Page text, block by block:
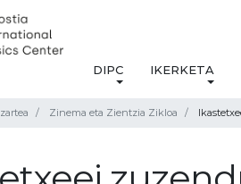
DIPC IKERKETA
Zinema eta Zientzia Zikloa